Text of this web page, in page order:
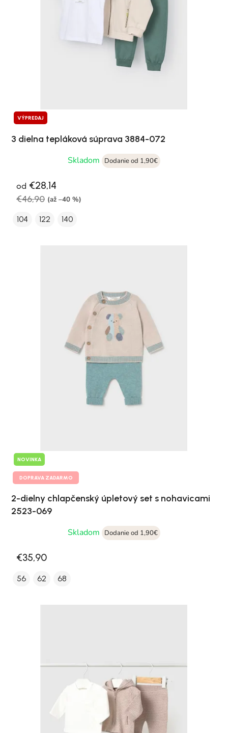
VÝPREDAJ
3 dielna tepláková súprava 3884-072
Skladom
Dodanie od 1,90€
od €28,14
€46,90 (až –40 %)
104 122 140
NOVINKA
DOPRAVA ZADARMO
2-dielny chlapčenský úpletový set s nohavicami
2523-069
Skladom
Dodanie od 1,90€
€35,90
56 62 68